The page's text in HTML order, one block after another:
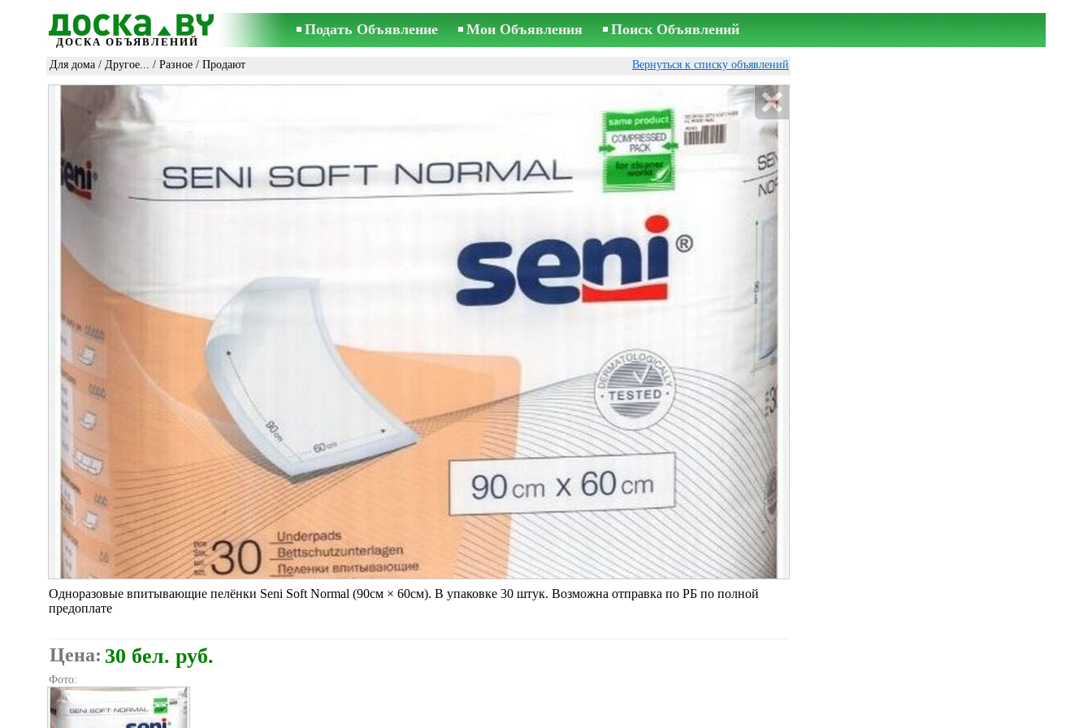
ДОСКА ОБЪЯВЛЕНИЙ
Подать Объявление Мои Объявления Поиск Объявлений
Для дома / Другое... / Разное / Продают Вернуться к списку объявлений
Одноразовые впитывающие пелёнки Seni Soft Normal (90см × 60см). В упаковке 30 штук. Возможна отправка по РБ по полной
предоплате
Цена: 30 бел. руб.
Фото: